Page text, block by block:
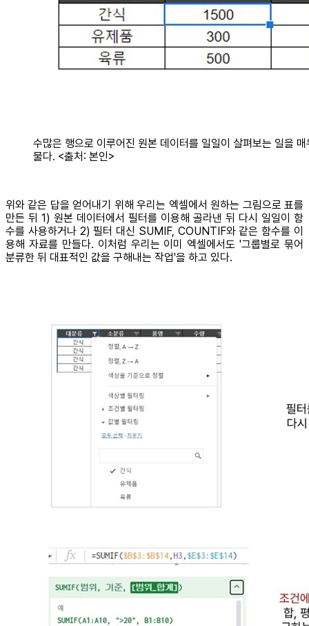
수많은 행으로 이루어진 원본 데이터를 일일이 살펴보는 일을 매
물다. <출처: 본인>
위와 같은 답을 얻어내기 위해 우리는 엑셀에서 원하는 그림으로 표를
만든 뒤 1) 원본 데이터에서 필터를 이용해 골라낸 뒤 다시 일일이 함
수를 사용하거나 2) 필터 대신 SUMIF, COUNTIF와 같은 함수를 이
용해 자료를 만들다. 이처럼 우리는 이미 엑셀에서도 '그룹별로 묶어
분류한 뒤 대표적인 값을 구해내는 작업'을 하고 있다.